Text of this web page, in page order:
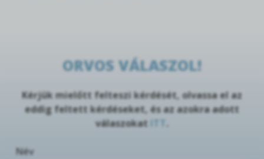
ORVOS VÁLASZOL!
Kérjük mielőtt felteszi kérdését, olvassa el az
eddig feltett kérdéseket, és az azokra adott
válaszokat
Név